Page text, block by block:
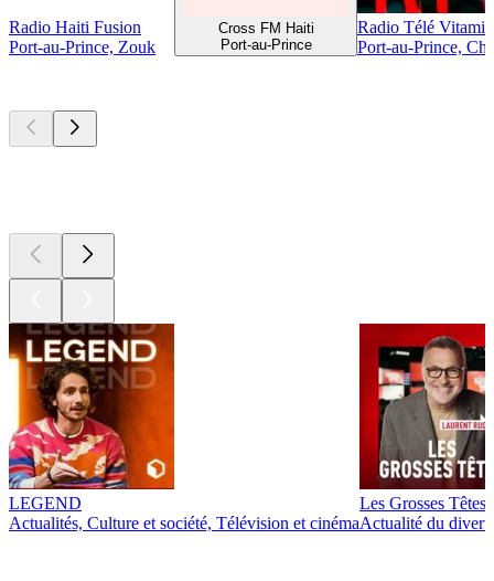
Radio Haiti Fusion
Port-au-Prince, Zouk
Cross FM Haiti
Port-au-Prince
Radio Télé
Port-au-Prince,
LEGEND
Actualités, Culture et société, Télévision et cinéma
Les Grosses Têtes
Actualité du